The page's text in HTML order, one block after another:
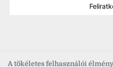
A tökéletes felhasználói